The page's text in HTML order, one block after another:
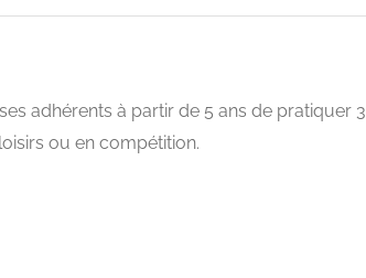
adhérents à partir de 5 ans de pratiquer 3
ou en compétition.